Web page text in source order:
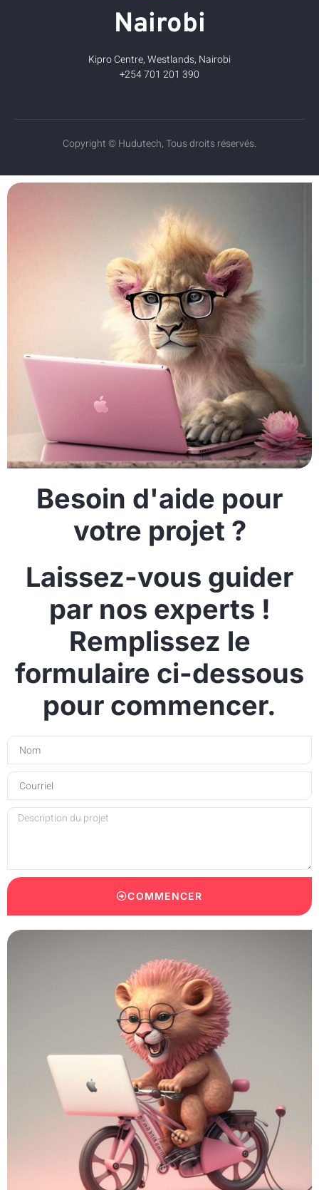
Nairobi
Kipro Centre, Westlands, Nairobi
+254 701 201 390
Copyright © Hudutech, Tous droits réservés.
Besoin d'aide pour
votre projet ?
Laissez-vous guider
par nos experts !
Remplissez le
formulaire ci-dessous
pour commencer.
COMMENCER